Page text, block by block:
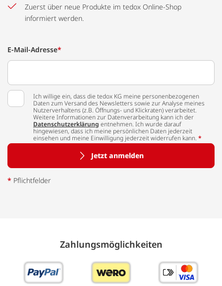
Zuerst über neue Produkte im tedox Online-Shop
informiert werden.
E-Mail-Adresse*
Ich willige ein, dass die tedox KG meine personenbezogenen
Daten zum Versand des Newsletters sowie zur Analyse meines
Nutzerverhaltens (z.B. Öffnungs- und Klickraten) verarbeitet.
Weitere Informationen zur Datenverarbeitung kann ich der
Datenschutzerklärung entnehmen. Ich wurde darauf
hingewiesen, dass ich meine persönlichen Daten jederzeit
einsehen und meine Einwilligung jederzeit widerrufen kann. *
Jetzt anmelden
* Pflichtfelder
Zahlungs­möglich­keiten